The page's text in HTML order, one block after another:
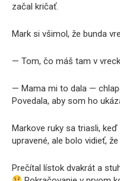
začal kričať.
Mark si všimol, že bunda
— Tom, čo máš tam v
— Mama mi to dala —
Povedala, aby som ho
Markove ruky sa triasli,
upravené, ale bolo vidieť,
Prečítal lístok dvakrát a